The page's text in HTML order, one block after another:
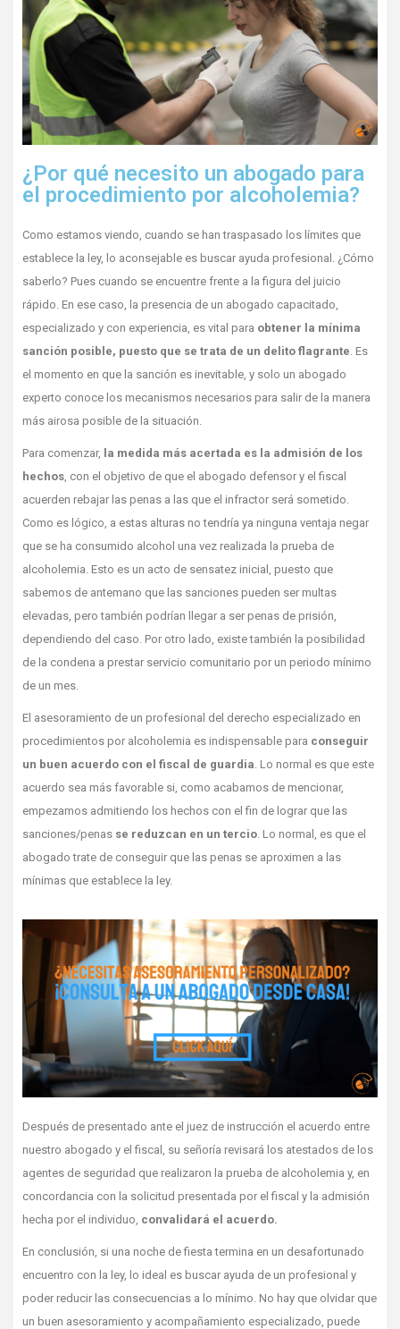
¿Por qué necesito un abogado para
el procedimiento por alcoholemia?
Como estamos viendo, cuando se han traspasado los límites que
establece la ley, lo aconsejable es buscar ayuda profesional. ¿Cómo
saberlo? Pues cuando se encuentre frente a la figura del juicio
rápido. En ese caso, la presencia de un abogado capacitado,
especializado y con experiencia, es vital para obtener la mínima
sanción posible, puesto que se trata de un delito flagrante . Es
el momento en que la sanción es inevitable, y solo un abogado
experto conoce los mecanismos necesarios para salir de la manera
más airosa posible de la situación.
Para comenzar, la medida más acertada es la admisión de los
hechos , con el objetivo de que el abogado defensor y el fiscal
acuerden rebajar las penas a las que el infractor será sometido.
Como es lógico, a estas alturas no tendría ya ninguna ventaja negar
que se ha consumido alcohol una vez realizada la prueba de
alcoholemia. Esto es un acto de sensatez inicial, puesto que
sabemos de antemano que las sanciones pueden ser multas
elevadas, pero también podrían llegar a ser penas de prisión,
dependiendo del caso. Por otro lado, existe también la posibilidad
de la condena a prestar servicio comunitario por un periodo mínimo
de un mes.
El asesoramiento de un profesional del derecho especializado en
procedimientos por alcoholemia es indispensable para conseguir
un buen acuerdo con el fiscal de guardia . Lo normal es que este
acuerdo sea más favorable si, como acabamos de mencionar,
empezamos admitiendo los hechos con el fin de lograr que las
sanciones/penas se reduzcan en un tercio . Lo normal, es que el
abogado trate de conseguir que las penas se aproximen a las
mínimas que establece la ley.
Después de presentado ante el juez de instrucción el acuerdo entre
nuestro abogado y el fiscal, su señoría revisará los atestados de los
agentes de seguridad que realizaron la prueba de alcoholemia y, en
concordancia con la solicitud presentada por el fiscal y la admisión
hecha por el individuo, convalidará el acuerdo.
En conclusión, si una noche de fiesta termina en un desafortunado
encuentro con la ley, lo ideal es buscar ayuda de un profesional y
poder reducir las consecuencias a lo mínimo. No hay que olvidar que
un buen asesoramiento y acompañamiento especializado, puede